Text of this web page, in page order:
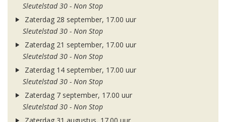
Sleutelstad 30 - Non Stop
Zaterdag 28 september, 17.00 uur
Sleutelstad 30 - Non Stop
Zaterdag 21 september, 17.00 uur
Sleutelstad 30 - Non Stop
Zaterdag 14 september, 17.00 uur
Sleutelstad 30 - Non Stop
Zaterdag 7 september, 17.00 uur
Sleutelstad 30 - Non Stop